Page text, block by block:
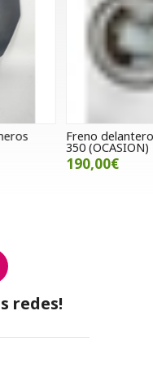
delantero Honda TRX
redes!